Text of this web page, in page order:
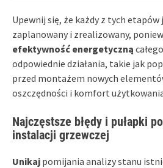
Upewnij się, że każdy z tych etapów
zaplanowany i zrealizowany,
efektywność energetyczną
odpowiednie działania, takie jak
przed montażem nowych
oszczędności i komfort
Najczęstsze błędy i pułapki
instalacji grzewczej
Unikaj pomijania analizy stanu